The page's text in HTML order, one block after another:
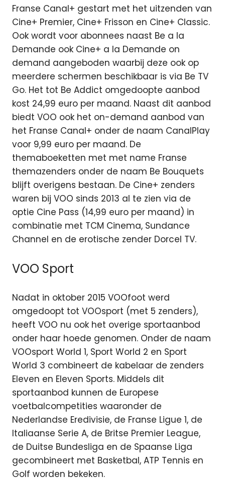
Franse Canal+ gestart met het uitzenden van
Cine+ Premier, Cine+ Frisson en Cine+ Classic.
Ook wordt voor abonnees naast Be a la
Demande ook Cine+ a la Demande on
demand aangeboden waarbij deze ook op
meerdere schermen beschikbaar is via Be TV
Go. Het tot Be Addict omgedoopte aanbod
kost 24,99 euro per maand. Naast dit aanbod
biedt VOO ook het on-demand aanbod van
het Franse Canal+ onder de naam CanalPlay
voor 9,99 euro per maand. De
themaboeketten met met name Franse
themazenders onder de naam Be Bouquets
blijft overigens bestaan. De Cine+ zenders
waren bij VOO sinds 2013 al te zien via de
optie Cine Pass (14,99 euro per maand) in
combinatie met TCM Cinema, Sundance
Channel en de erotische zender Dorcel TV.
VOO Sport
Nadat in oktober 2015 VOOfoot werd
omgedoopt tot VOOsport (met 5 zenders),
heeft VOO nu ook het overige sportaanbod
onder haar hoede genomen. Onder de naam
VOOsport World 1, Sport World 2 en Sport
World 3 combineert de kabelaar de zenders
Eleven en Eleven Sports. Middels dit
sportaanbod kunnen de Europese
voetbalcompetities waaronder de
Nederlandse Eredivisie, de Franse Ligue 1, de
Italiaanse Serie A, de Britse Premier League,
de Duitse Bundesliga en de Spaanse Liga
gecombineert met Basketbal, ATP Tennis en
Golf worden bekeken.